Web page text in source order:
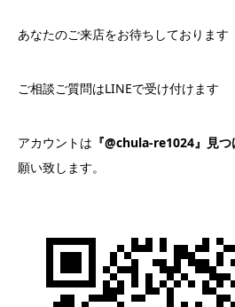
あなたのご来店をお待ちしております
ご相談ご質問はLINEで受け付けます
アカウントは 『@chula-re1024』見つ
願い致します。